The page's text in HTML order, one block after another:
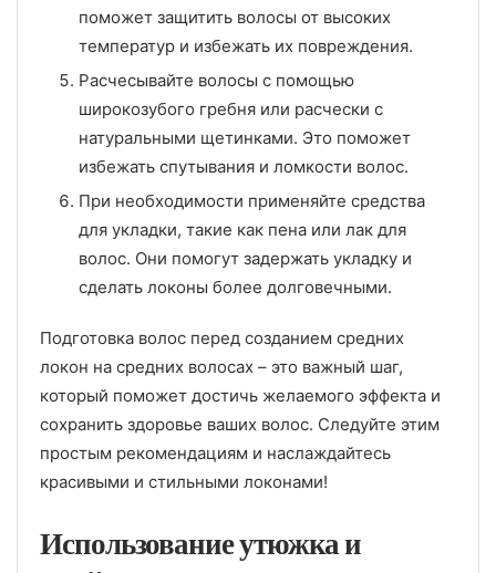
поможет защитить волосы от высоких
температур и избежать их повреждения.
Расчесывайте волосы с помощью
широкозубого гребня или расчески с
натуральными щетинками. Это поможет
избежать спутывания и ломкости волос.
При необходимости применяйте средства
для укладки, такие как пена или лак для
волос. Они помогут задержать укладку и
сделать локоны более долговечными.
Подготовка волос перед созданием средних
локон на средних волосах – это важный шаг,
который поможет достичь желаемого эффекта и
сохранить здоровье ваших волос. Следуйте этим
простым рекомендациям и наслаждайтесь
красивыми и стильными локонами!
Использование утюжка и